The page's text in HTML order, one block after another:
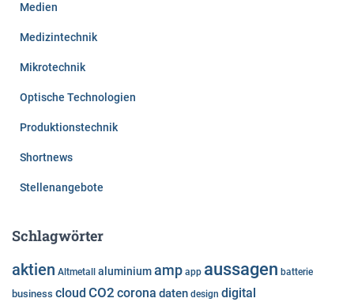
Medien
Medizintechnik
Mikrotechnik
Optische Technologien
Produktionstechnik
Shortnews
Stellenangebote
Schlagwörter
aktien Altmetall aluminiumamp app aussagen batterie
business cloud CO2 corona daten design digital